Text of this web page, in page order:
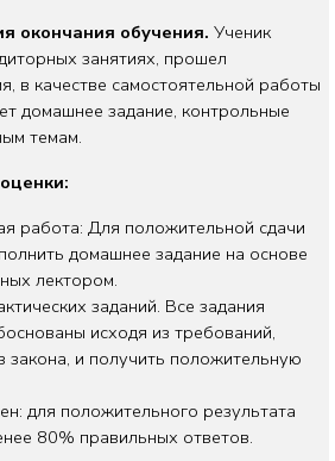
окончания обучения. Ученик
занятиях, прошел
в качестве самостоятельной работы
домашнее задание, контрольные
темам.
работа: Для положительной сдачи
домашнее задание на основе
лектором.
заданий. Все задания
исходя из требований,
закона, и получить положительную
для положительного результата
80% правильных ответов.